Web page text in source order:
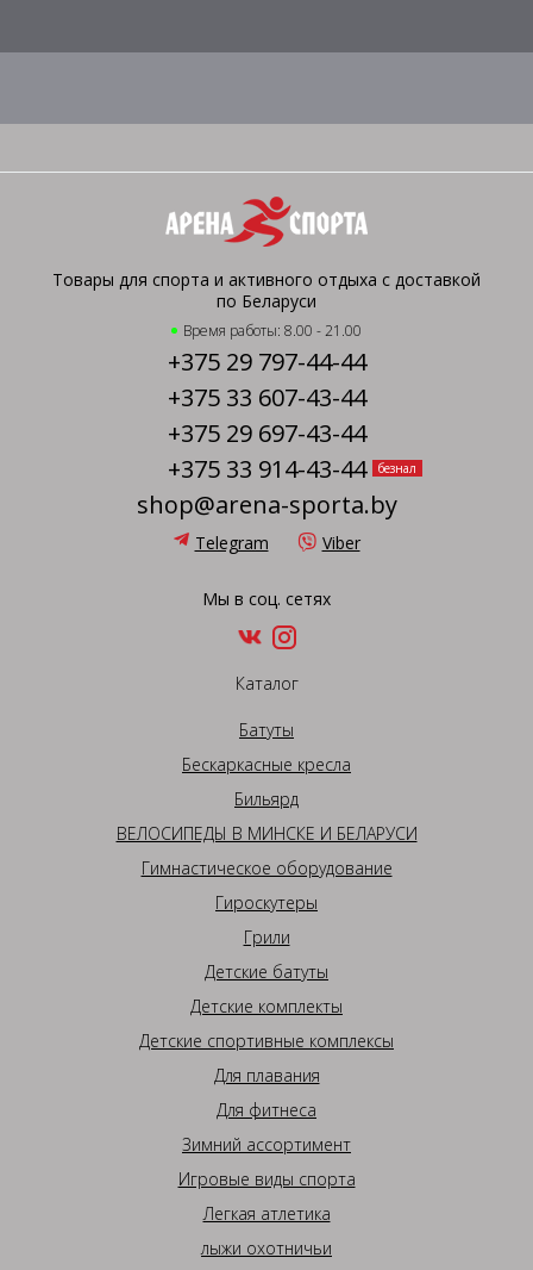
Товары для спорта и активного отдыха с доставкой
по Беларуси
Время работы: 8.00 - 21.00
+375 29 797-44-44
+375 33 607-43-44
+375 29 697-43-44
+375 33 914-43-44
безнал
shop@arena-sporta.by
Telegram Viber
Мы в соц. сетях
Каталог
Батуты
Бескаркасные кресла
Бильярд
ВЕЛОСИПЕДЫ В МИНСКЕ И БЕЛАРУСИ
Гимнастическое оборудование
Гироскутеры
Грили
Детские батуты
Детские комплекты
Детские спортивные комплексы
Для плавания
Для фитнеса
Зимний ассортимент
Игровые виды спорта
Легкая атлетика
лыжи охотничьи